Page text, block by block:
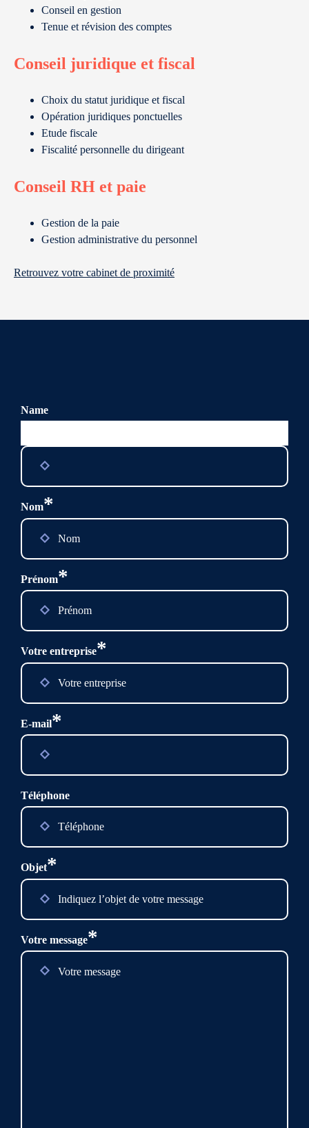
Conseil en gestion
Tenue et révision des comptes
Conseil juridique et fiscal
Choix du statut juridique et fiscal
Opération juridiques ponctuelles
Etude fiscale
Fiscalité personnelle du dirigeant
Conseil RH et paie
Gestion de la paie
Gestion administrative du personnel
Retrouvez votre cabinet de proximité
Name
Nom*
Prénom*
Votre entreprise*
E-mail*
Téléphone
Objet*
Votre message*